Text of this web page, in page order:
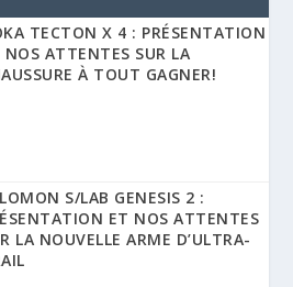
TECTON X 4 : PRÉSENTATION
NOS ATTENTES SUR LA
À TOUT GAGNER!
S/LAB GENESIS 2 :
ET NOS ATTENTES
LA NOUVELLE ARME D’ULTRA-